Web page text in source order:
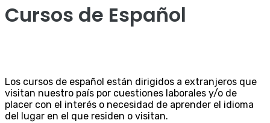
Cursos de Español
Los cursos de español están dirigidos a extranjeros que
visitan nuestro país por cuestiones laborales y/o de
placer con el interés o necesidad de aprender el idioma
del lugar en el que residen o visitan.